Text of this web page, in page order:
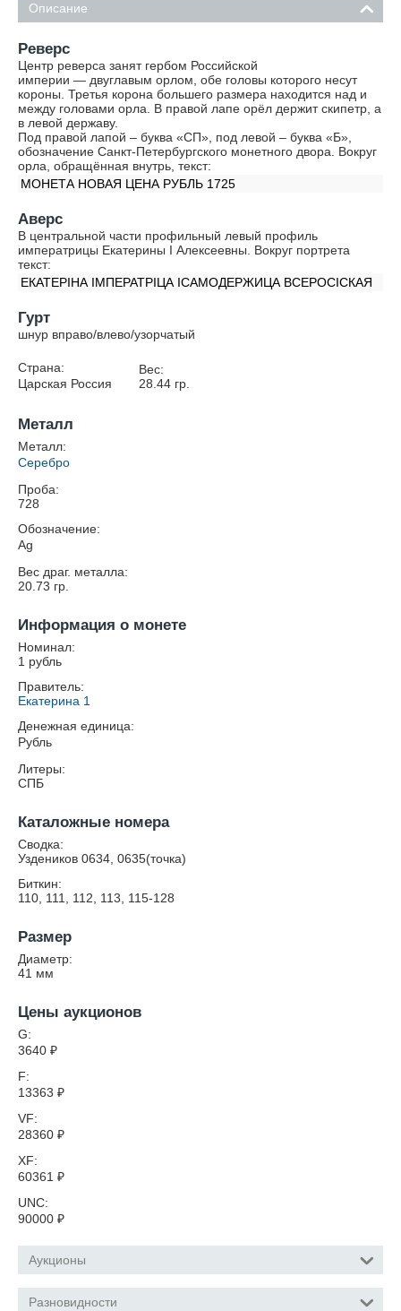
Описание
Реверс
Центр реверса занят гербом Российской
империи — двуглавым орлом, обе головы которого несут
короны. Третья корона большего размера находится над и
между головами орла. В правой лапе орёл держит скипетр, а
в левой державу.
Под правой лапой – буква «СП», под левой – буква «Б»,
обозначение Санкт-Петербургского монетного двора. Вокруг
орла, обращённая внутрь, текст:
МОНЕТА НОВАЯ ЦЕНА РУБЛЬ 1725
Аверс
В центральной части профильный левый профиль
императрицы Екатерины I Алексеевны. Вокруг портрета
текст:
ЕКАТЕРIНА IМПЕРАТРIЦА IСАМОДЕРЖИЦА ВСЕРОСIСКАЯ
Гурт
шнур вправо/влево/узорчатый
Страна:
Царская Россия
Вес:
28.44гр.
Металл
Металл:
Серебро
Проба:
728
Обозначение:
Ag
Вес драг. металла:
20.73 гр.
Информация о монете
Номинал:
1 рубль
Правитель:
Екатерина 1
Денежная единица:
Рубль
Литеры:
СПБ
Каталожные номера
Сводка:
Уздеников 0634, 0635(точка)
Биткин:
110, 111, 112, 113, 115-128
Размер
Диаметр:
41 мм
Цены аукционов
G:
3640 ₽
F:
13363 ₽
VF:
28360 ₽
XF:
60361 ₽
UNC:
90000 ₽
Аукционы
Разновидности